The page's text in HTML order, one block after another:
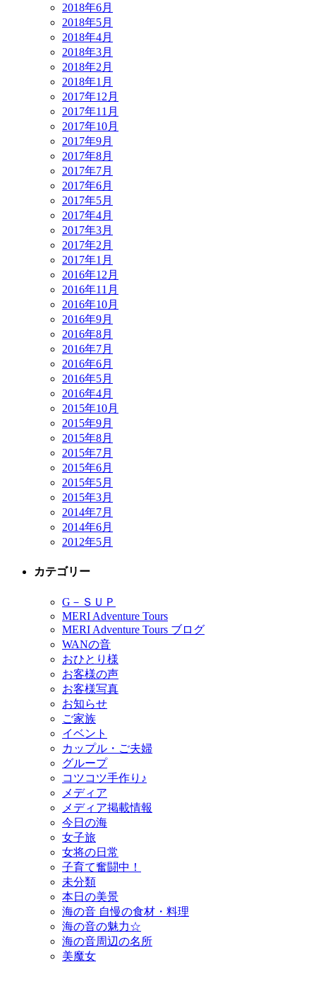
2018年6月
2018年5月
2018年4月
2018年3月
2018年2月
2018年1月
2017年12月
2017年11月
2017年10月
2017年9月
2017年8月
2017年7月
2017年6月
2017年5月
2017年4月
2017年3月
2017年2月
2017年1月
2016年12月
2016年11月
2016年10月
2016年9月
2016年8月
2016年7月
2016年6月
2016年5月
2016年4月
2015年10月
2015年9月
2015年8月
2015年7月
2015年6月
2015年5月
2015年3月
2014年7月
2014年6月
2012年5月
カテゴリー
G－ＳＵＰ
MERI Adventure Tours
MERI Adventure Tours ブログ
WANの音
おひとり様
お客様の声
お客様写真
お知らせ
ご家族
イベント
カップル・ご夫婦
グループ
コツコツ手作り♪
メディア
メディア掲載情報
今日の海
女子旅
女将の日常
子育て奮闘中！
未分類
本日の美景
海の音 自慢の食材・料理
海の音の魅力☆
海の音周辺の名所
美魔女